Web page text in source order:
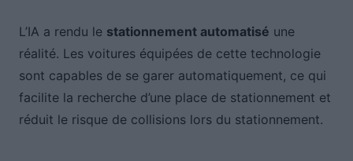
L’IA a rendu le stationnement automatisé une
réalité. Les voitures équipées de cette technologie
sont capables de se garer automatiquement, ce qui
facilite la recherche d’une place de stationnement et
réduit le risque de collisions lors du stationnement.